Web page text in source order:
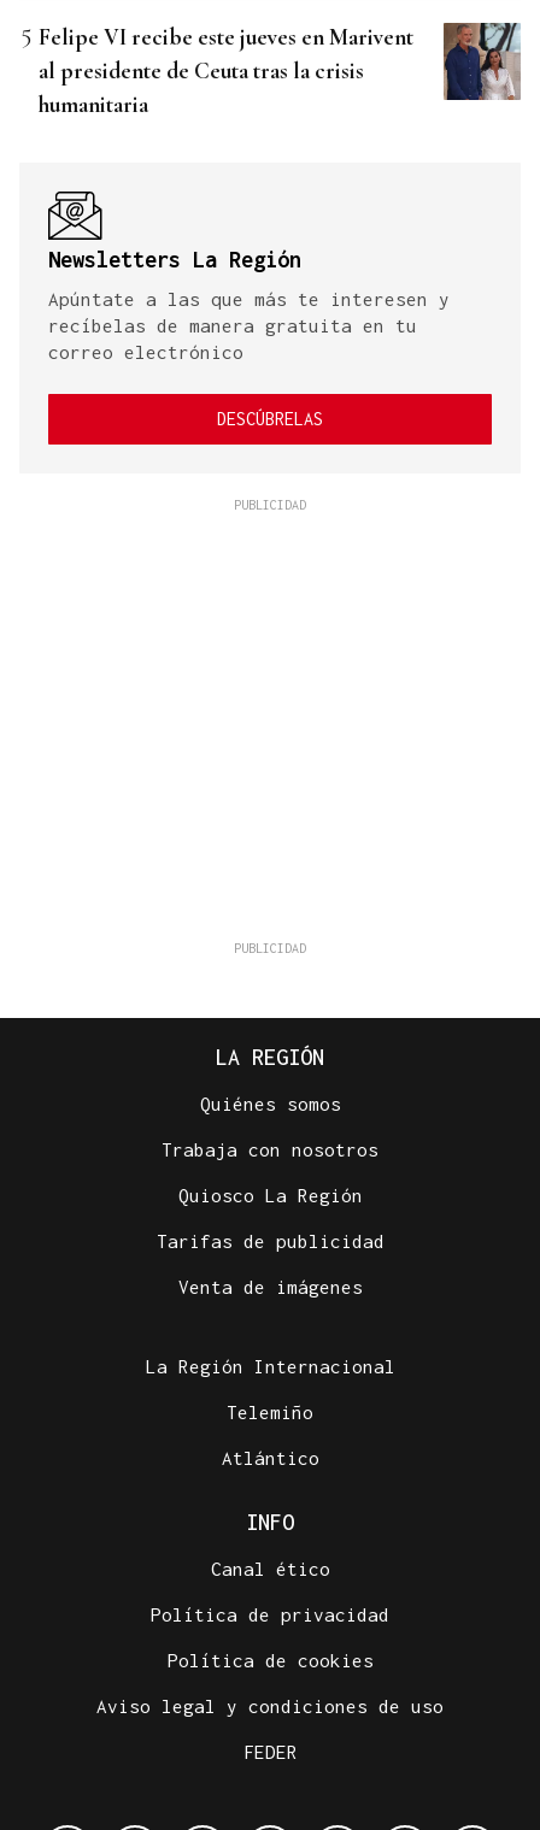
Felipe VI recibe este jueves en Marivent
al presidente de Ceuta tras la crisis
humanitaria
Newsletters La Región
Apúntate a las que más te interesen y
recíbelas de manera gratuita en tu
correo electrónico
DESCÚBRELAS
LA REGIÓN
Quiénes somos
Trabaja con nosotros
Quiosco La Región
Tarifas de publicidad
Venta de imágenes
La Región Internacional
Telemiño
Atlántico
INFO
Canal ético
Política de privacidad
Política de cookies
Aviso legal y condiciones de uso
FEDER